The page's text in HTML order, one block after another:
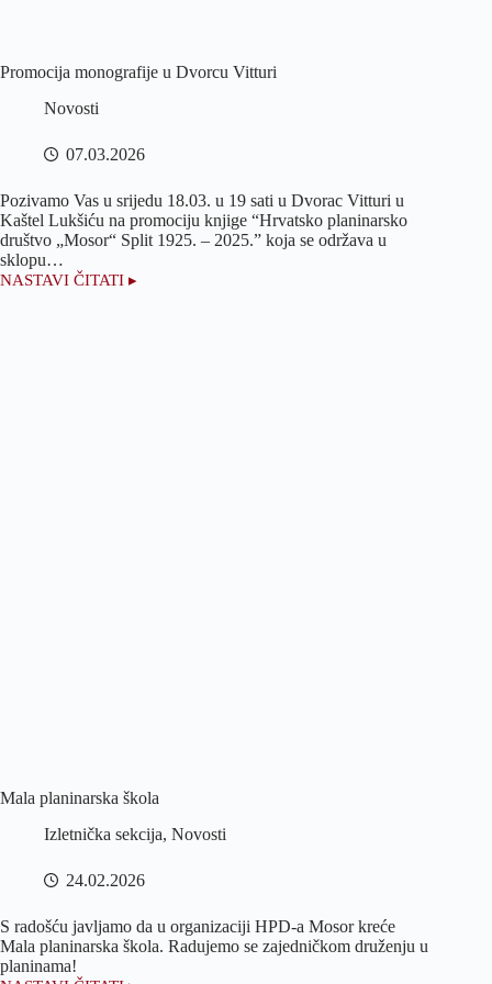
Promocija monografije u Dvorcu Vitturi
Novosti
07.03.2026
Pozivamo Vas u srijedu 18.03. u 19 sati u Dvorac Vitturi u
Kaštel Lukšiću na promociju knjige “Hrvatsko planinarsko
društvo „Mosor“ Split 1925. – 2025.” koja se održava u
sklopu…
NASTAVI ČITATI ▸
Promocija
Mala planinarska škola
Izletnička sekcija, Novosti
24.02.2026
S radošću javljamo da u organizaciji HPD-a Mosor kreće
Mala planinarska škola. Radujemo se zajedničkom druženju u
planinama!